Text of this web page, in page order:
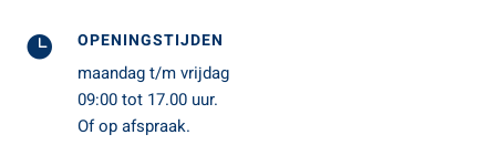
 OPENINGSTIJDEN
maandag t/m vrijdag
09:00 tot 17.00 uur.
Of op afspraak.